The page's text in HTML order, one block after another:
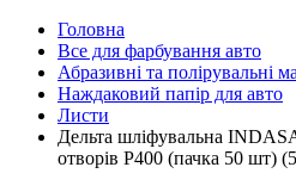
Головна
Все для фарбування авто
Абразивні та полірувальні
Наждаковий папір для авто
Листи
Дельта шліфувальна
отворів Р400 (пачка 50 шт)